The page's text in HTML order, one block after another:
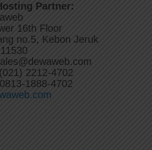
Partner:
16th Floor
no.5, Kebon Jeruk
2212-4702
1888-4702